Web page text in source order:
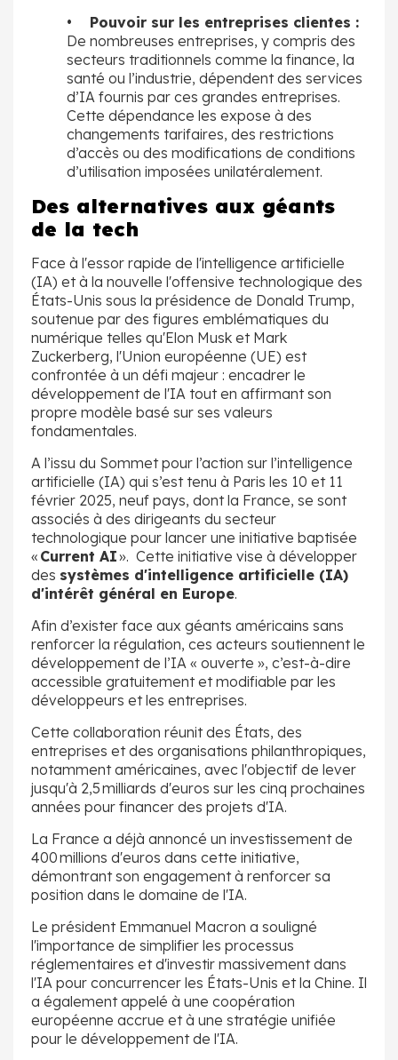
• Pouvoir sur les entreprises clientes :
De nombreuses entreprises, y compris des
secteurs traditionnels comme la finance, la
santé ou l’industrie, dépendent des services
d’IA fournis par ces grandes entreprises.
Cette dépendance les expose à des
changements tarifaires, des restrictions
d’accès ou des modifications de conditions
d’utilisation imposées unilatéralement.
Des alternatives aux géants
de la tech
Face à l'essor rapide de l'intelligence artificielle
(IA) et à la nouvelle l'offensive technologique des
États-Unis sous la présidence de Donald Trump,
soutenue par des figures emblématiques du
numérique telles qu'Elon Musk et Mark
Zuckerberg, l'Union européenne (UE) est
confrontée à un défi majeur : encadrer le
développement de l'IA tout en affirmant son
propre modèle basé sur ses valeurs
fondamentales.
A l’issu du Sommet pour l’action sur l’intelligence
artificielle (IA) qui s’est tenu à Paris les 10 et 11
février 2025, neuf pays, dont la France, se sont
associés à des dirigeants du secteur
technologique pour lancer une initiative baptisée
« Current AI». Cette initiative vise à développer
des systèmes d'intelligence artificielle (IA)
d'intérêt général en Europe.
Afin d’exister face aux géants américains sans
renforcer la régulation, ces acteurs soutiennent le
développement de l’IA « ouverte », c’est-à-dire
accessible gratuitement et modifiable par les
développeurs et les entreprises.
Cette collaboration réunit des États, des
entreprises et des organisations philanthropiques,
notamment américaines, avec l'objectif de lever
jusqu'à 2,5 milliards d'euros sur les cinq prochaines
années pour financer des projets d'IA.
La France a déjà annoncé un investissement de
400 millions d'euros dans cette initiative,
démontrant son engagement à renforcer sa
position dans le domaine de l'IA.
Le président Emmanuel Macron a souligné
l'importance de simplifier les processus
réglementaires et d'investir massivement dans
l'IA pour concurrencer les États-Unis et la Chine. Il
a également appelé à une coopération
européenne accrue et à une stratégie unifiée
pour le développement de l'IA.